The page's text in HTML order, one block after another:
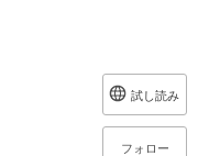
試し読み
フォロー